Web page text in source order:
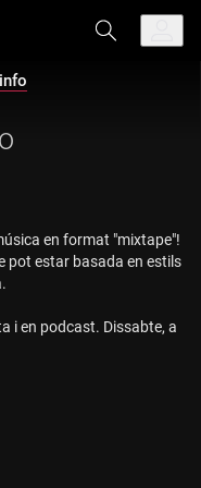
en format "mixtape"!
pot estar basada en estils
i en podcast. Dissabte, a